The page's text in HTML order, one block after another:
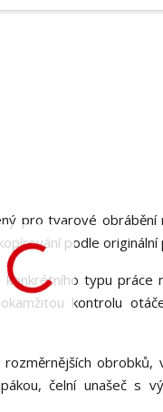
pro tvarové
podle originální
typu práce
kontrolu
obrobků,
čelní unašeč s